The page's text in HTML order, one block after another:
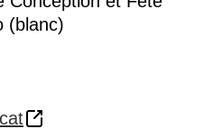
(blanc)